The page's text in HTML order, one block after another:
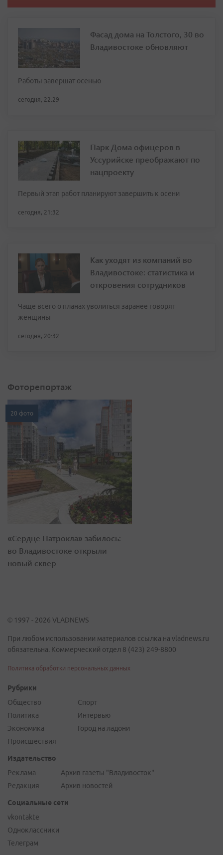
Фасад дома на Толстого, 30 во
Владивостоке обновляют
Работы завершат осенью
сегодня, 22:29
Парк Дома офицеров в
Уссурийске преображают по
нацпроекту
Первый этап работ планируют завершить к осени
сегодня, 21:32
Как уходят из компаний во
Владивостоке: статистика и
откровения сотрудников
Чаще всего о планах уволиться заранее говорят
женщины
сегодня, 20:32
Фоторепортаж
20 фото
«Сердце Патрокла» забилось:
во Владивостоке открыли
новый сквер
© 1997 - 2026 VLADNEWS
При любом использовании материалов ссылка на vladnews.ru
обязательна. Коммерческий отдел 8 (423) 249-8800
Политика обработки персональных данных
Рубрики
Общество
Политика
Экономика
Происшествия
Спорт
Интервью
Город на ладони
Издательство
Реклама
Редакция
Архив газеты "Владивосток"
Архив новостей
Социальные сети
vkontakte
Одноклассники
Телеграм